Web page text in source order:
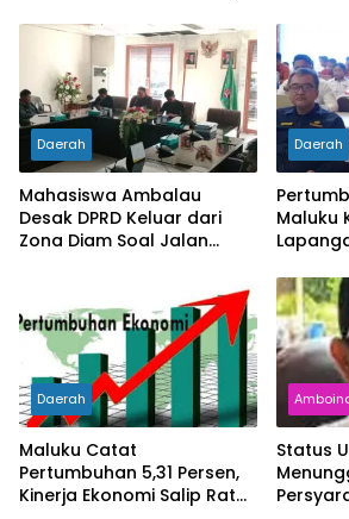
Pengawasan Kritis dan
Diperiksa
Daerah
Mahasiswa Ambalau
Desak DPRD Keluar dari
Zona Diam Soal Jalan
Daerah
Maluku
Daerah
Maluku Catat
Pertumbuhan 5,31 Persen,
Kinerja Ekonomi Salip Rata-
Status